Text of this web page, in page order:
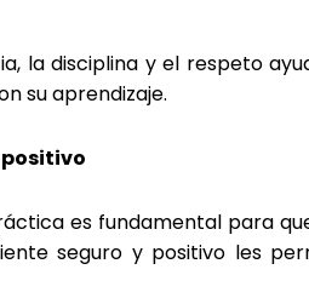
la disciplina y el respeto
su aprendizaje.
positivo
es fundamental para
seguro y positivo les